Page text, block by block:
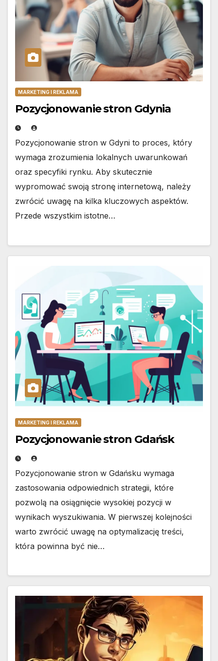
MARKETING I REKLAMA
Pozycjonowanie stron Gdynia
Pozycjonowanie stron w Gdyni to proces, który
wymaga zrozumienia lokalnych uwarunkowań
oraz specyfiki rynku. Aby skutecznie
wypromować swoją stronę internetową, należy
zwrócić uwagę na kilka kluczowych aspektów.
Przede wszystkim istotne…
MARKETING I REKLAMA
Pozycjonowanie stron Gdańsk
Pozycjonowanie stron w Gdańsku wymaga
zastosowania odpowiednich strategii, które
pozwolą na osiągnięcie wysokiej pozycji w
wynikach wyszukiwania. W pierwszej kolejności
warto zwrócić uwagę na optymalizację treści,
która powinna być nie…